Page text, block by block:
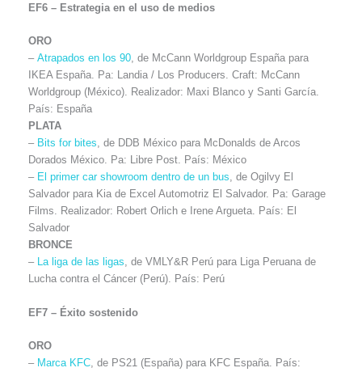
EF6 – Estrategia en el uso de medios
ORO
– Atrapados en los 90, de McCann Worldgroup España para
IKEA España. Pa: Landia / Los Producers. Craft: McCann
Worldgroup (México). Realizador: Maxi Blanco y Santi García.
País: España
PLATA
– Bits for bites, de DDB México para McDonalds de Arcos
Dorados México. Pa: Libre Post. País: México
– El primer car showroom dentro de un bus, de Ogilvy El
Salvador para Kia de Excel Automotriz El Salvador. Pa: Garage
Films. Realizador: Robert Orlich e Irene Argueta. País: El
Salvador
BRONCE
– La liga de las ligas, de VMLY&R Perú para Liga Peruana de
Lucha contra el Cáncer (Perú). País: Perú
EF7 – Éxito sostenido
ORO
– Marca KFC , de PS21 (España) para KFC España. País: